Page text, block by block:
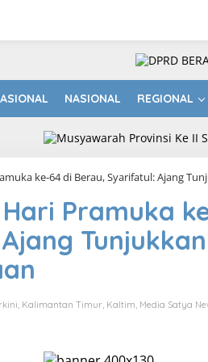
NASIONAL REGIONAL
ke-64 di Berau, Syarifatul: Ajang
Pramuka
Kalimantan Timur Kaltim Media Satya